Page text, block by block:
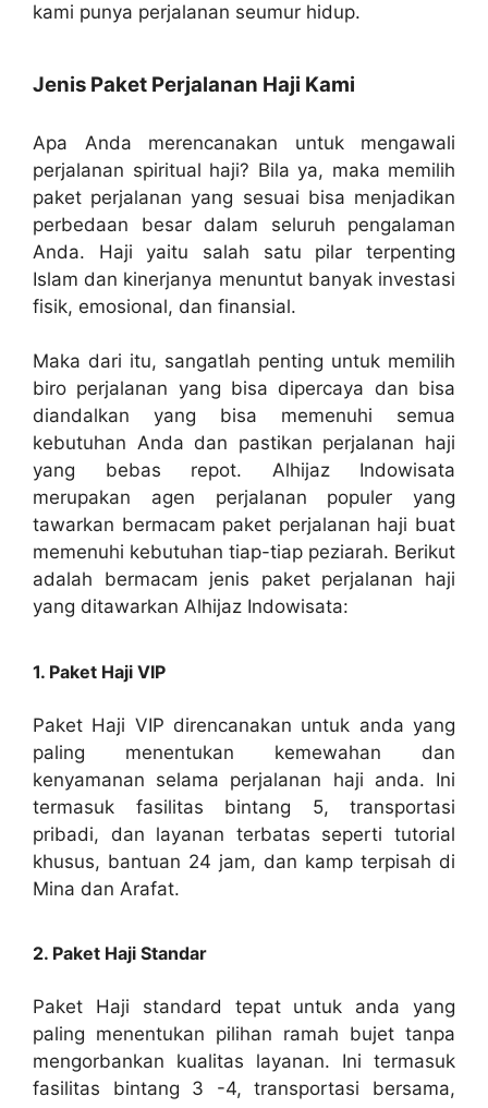
kami punya perjalanan seumur hidup.
Jenis Paket Perjalanan Haji Kami
Apa Anda merencanakan untuk mengawali
perjalanan spiritual haji? Bila ya, maka memilih
paket perjalanan yang sesuai bisa menjadikan
perbedaan besar dalam seluruh pengalaman
Anda. Haji yaitu salah satu pilar terpenting
Islam dan kinerjanya menuntut banyak investasi
fisik, emosional, dan finansial.
Maka dari itu, sangatlah penting untuk memilih
biro perjalanan yang bisa dipercaya dan bisa
diandalkan yang bisa memenuhi semua
kebutuhan Anda dan pastikan perjalanan haji
yang bebas repot. Alhijaz Indowisata
merupakan agen perjalanan populer yang
tawarkan bermacam paket perjalanan haji buat
memenuhi kebutuhan tiap-tiap peziarah. Berikut
adalah bermacam jenis paket perjalanan haji
yang ditawarkan Alhijaz Indowisata:
1. Paket Haji VIP
Paket Haji VIP direncanakan untuk anda yang
paling menentukan kemewahan dan
kenyamanan selama perjalanan haji anda. Ini
termasuk fasilitas bintang 5, transportasi
pribadi, dan layanan terbatas seperti tutorial
khusus, bantuan 24 jam, dan kamp terpisah di
Mina dan Arafat.
2. Paket Haji Standar
Paket Haji standard tepat untuk anda yang
paling menentukan pilihan ramah bujet tanpa
mengorbankan kualitas layanan. Ini termasuk
fasilitas bintang 3 -4, transportasi bersama,